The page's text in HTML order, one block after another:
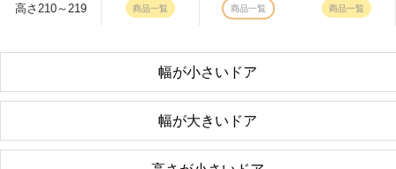
高さ210～219 商品一覧 商品一覧 商品一覧
幅が小さいドア
幅が大きいドア